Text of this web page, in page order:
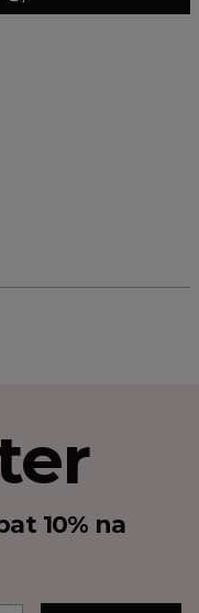
10% na